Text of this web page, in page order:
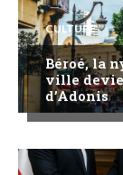
CULTURE
Béroé, la
ville
d’Adonis